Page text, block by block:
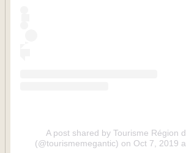
A post shared by Tourisme Région
(@tourismemegantic) on Oct 7, 2019